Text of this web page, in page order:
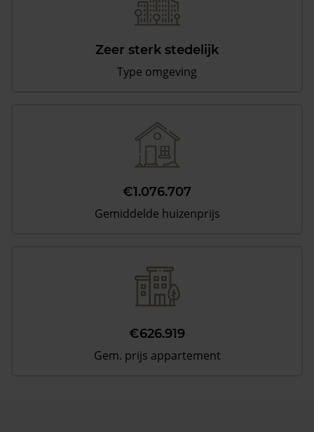
Zeer sterk stedelijk
Type omgeving
€1.076.707
Gemiddelde huizenprijs
€626.919
Gem. prijs appartement